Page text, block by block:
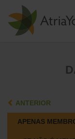
ANTERIOR
APENAS